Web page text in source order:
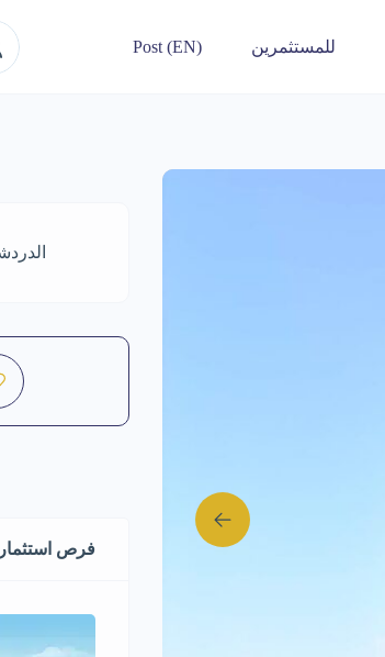
للمستثمرين Post (EN)
فرص